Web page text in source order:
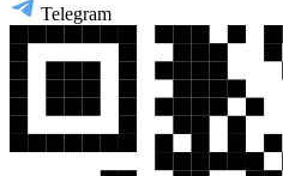
Telegram